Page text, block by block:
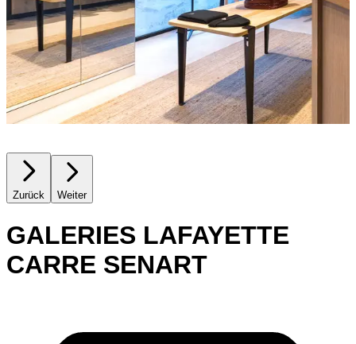
Zurück Weiter
GALERIES LAFAYETTE
CARRE SENART